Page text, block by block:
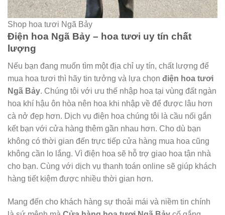
Shop hoa tươi Ngã Bảy
Điện hoa Ngã Bảy – hoa tươi uy tín chất
lượng
Nếu bạn đang muốn tìm một địa chỉ uy tín, chất lượng để
mua hoa tươi thì hãy tin tưởng và lựa chọn điện hoa tươi
Ngã Bảy. Chúng tôi với ưu thế nhập hoa tại vùng đất ngàn
hoa khí hậu ôn hòa nên hoa khi nhập về để được lâu hơn
cà nở đẹp hơn. Dịch vụ điện hoa chúng tôi là cầu nối gắn
kết bạn với cửa hàng thêm gần nhau hơn. Cho dù bạn
không có thời gian đến trực tiếp cửa hàng mua hoa cũng
không cần lo lắng. Vì điện hoa sẽ hỗ trợ giao hoa tận nhà
cho bạn. Cùng với dịch vụ thanh toán online sẽ giúp khách
hàng tiết kiệm được nhiều thời gian hơn.
Mang đến cho khách hàng sự thoải mái và niềm tin chính